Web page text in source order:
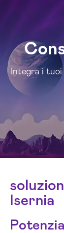
Integra i
Isernia